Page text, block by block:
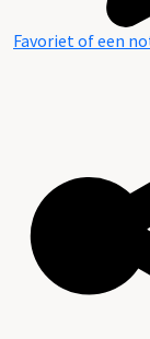
Favoriet of een